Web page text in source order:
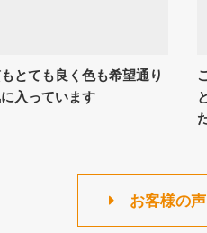
とても良く色も希望通り
入っています
お客様の